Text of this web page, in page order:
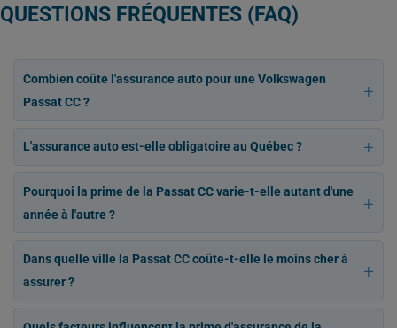
QUESTIONS FRÉQUENTES (FAQ)
Combien coûte l'assurance auto pour une Volkswagen
Passat CC ?
L'assurance auto est-elle obligatoire au Québec ?
Pourquoi la prime de la Passat CC varie-t-elle autant d'une
année à l'autre ?
Dans quelle ville la Passat CC coûte-t-elle le moins cher à
assurer ?